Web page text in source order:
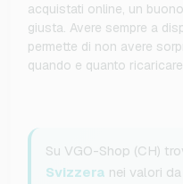
acquistati online, un
giusta. Avere sempre a
permette di non avere
quando e quanto
Su VGO-Shop (CH)
Svizzera nei valori da